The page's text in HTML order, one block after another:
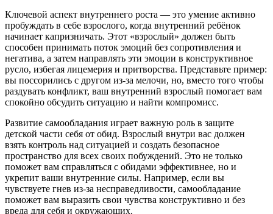
Ключевой аспект внутреннего роста — это умение активно
пробуждать в себе взрослого, когда внутренний ребёнок
начинает капризничать. Этот «взрослый» должен быть
способен принимать поток эмоций без сопротивления и
негатива, а затем направлять эти эмоции в конструктивное
русло, избегая лицемерия и притворства. Представьте пример:
вы поссорились с другом из-за мелочи, но, вместо того чтобы
раздувать конфликт, ваш внутренний взрослый помогает вам
спокойно обсудить ситуацию и найти компромисс.
Развитие самообладания играет важную роль в защите
детской части себя от обид. Взрослый внутри вас должен
взять контроль над ситуацией и создать безопасное
пространство для всех своих побуждений. Это не только
поможет вам справляться с обидами эффективнее, но и
укрепит ваши внутренние силы. Например, если вы
чувствуете гнев из-за несправедливости, самообладание
поможет вам выразить свои чувства конструктивно и без
вреда для себя и окружающих.